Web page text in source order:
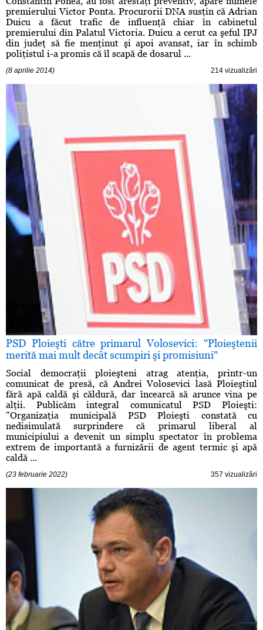
premierului Victor Ponta. Procurorii DNA susţin că Adrian
Duicu a făcut trafic de influenţă chiar în cabinetul
premierului din Palatul Victoria. Duicu a cerut ca şeful IPJ
din judeţ să fie menţinut şi apoi avansat, iar în schimb
poliţistul i-a promis că îl scapă de dosarul ...
(8 aprilie 2014) 214 vizualizări
PSD Ploieşti către primarul Volosevici: "Ploieştenii
merită mai mult decât scumpiri şi promisiuni"
Social democraţii ploieşteni atrag atenţia, printr-un
comunicat de presă, că Andrei Volosevici lasă Ploieştiul
fără apă caldă şi căldură, dar încearcă să arunce vina pe
alţii. Publicăm integral comunicatul PSD Ploieşti:
"Organizaţia municipală PSD Ploieşti constată cu
nedisimulată surprindere că primarul liberal al
municipiului a devenit un simplu spectator în problema
extrem de importantă a furnizării de agent termic şi apă
caldă ...
(23 februarie 2022) 357 vizualizări